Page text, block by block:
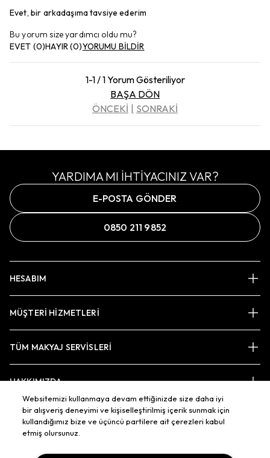
Evet, bir arkadaşıma tavsiye ederim
Bu yorum size yardımcı oldu mu?
EVET (0)HAYIR(0)YORUMU BİLDİR
1-1 / 1 Yorum Gösteriliyor
BAŞA DÖN
ÖNCEKİ
SONRAKİ
YARDIMA MI İHTİYACINIZ VAR?
E-POSTA GÖNDER
0850 211 9852
HESABIM
MÜŞTERİ HİZMETLERİ
TÜM MAKYAJ SERVİSLERİ
HAKKIMIZDA
Websitemizi kullanmaya devam ettiğinizde size daha iyi
bir alışveriş deneyimi ve kişiselleştirilmiş içerik sunmak için
kullandığımız bize ve üçüncü partilere ait çerezleri kabul
etmiş olursunuz.